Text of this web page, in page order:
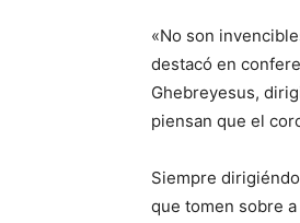
«No son
destacó en
Ghebreyesus,
piensan que el
Siempre
que tomen sobre